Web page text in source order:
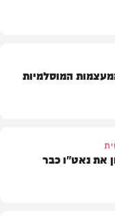
המוסלמיות
את נאט"ו כבר